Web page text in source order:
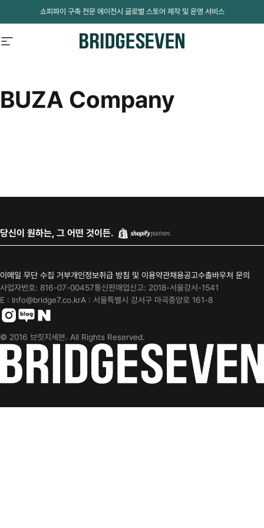
Skip to content
쇼피파이 구축 전문 에이전시 글로벌 스토어 제작 및 운영 서비스
Site navigation BridgeSeven
BUZA Company
당신이 원하는, 그 어떤 것이든.
이메일 무단 수집 거부개인정보취급 방침 및 이용약관채용공고수출바우처 문의
사업자번호: 816-07-00457통신판매업신고: 2018-서울강서-1541
E : Info@bridge7.co.krA : 서울특별시 강서구 마곡중앙로 161-8
© 2016 브릿지세븐. All Rights Reserved.
BridgeSeven